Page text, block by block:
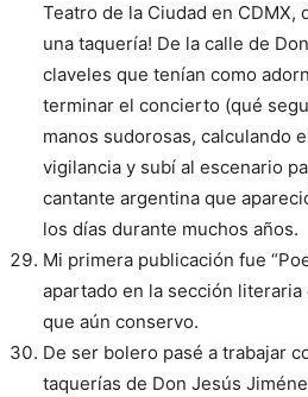
Teatro de la Ciudad en CDMX,
una taquería! De la calle de
claveles que tenían como
terminar el concierto (qué
manos sudorosas, calculando
vigilancia y subí al escenario
cantante argentina que
los días durante muchos años.
Mi primera publicación fue
apartado en la sección literaria
que aún conservo.
De ser bolero pasé a trabajar
taquerías de Don Jesús